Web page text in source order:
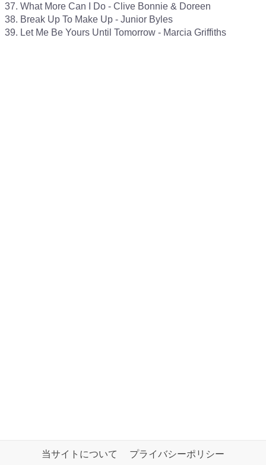
37. What More Can I Do - Clive Bonnie & Doreen
38. Break Up To Make Up - Junior Byles
当サイトについて プライバシーポリシー